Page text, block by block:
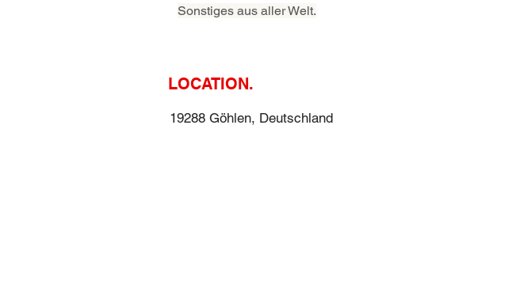
Sonstiges aus aller Welt.
LOCATION.
19288 Göhlen, Deutschland